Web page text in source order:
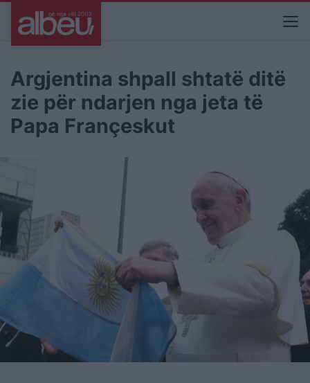
Argjentina shpall shtatë ditë
zie për ndarjen nga jeta të
Papa Françeskut